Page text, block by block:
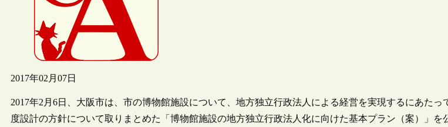
2017年02月07日
2017年2月6日、大阪市は、市の博物館施設について、地方独立行政法人による経営を実現するにあたっ
度設計の方針について取りまとめた「博物館施設の地方独立行政法人化に向けた基本プラン（案）」を